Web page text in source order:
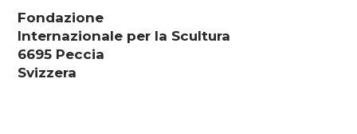
Fondazione
Internazionale per la Scultura
6695 Peccia
Svizzera